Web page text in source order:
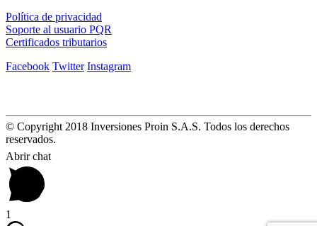
Política de privacidad
Soporte al usuario PQR
Certificados tributarios
Facebook Twitter Instagram
© Copyright 2018 Inversiones Proin S.A.S. Todos los derechos
reservados.
Abrir chat
1